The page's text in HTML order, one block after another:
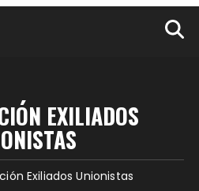
EXILIADOS
Exiliados Unionistas